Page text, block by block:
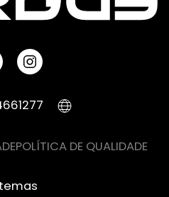
POLÍTICA DE QUALIDADE